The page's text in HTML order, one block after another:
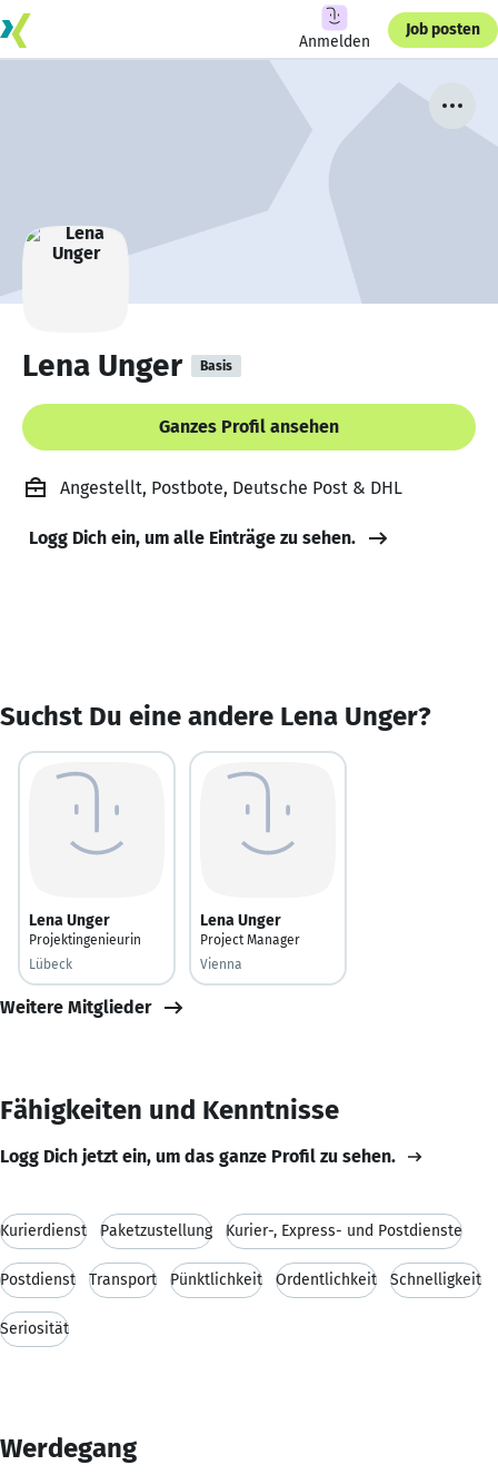
Anmelden
Job posten
Lena Unger Basis
Ganzes Profil ansehen
Angestellt, Postbote, Deutsche Post & DHL
Logg Dich ein, um alle Einträge zu sehen.
Suchst Du eine andere Lena Unger?
Lena Unger
Projektingenieurin
Lübeck
Lena Unger
Project Manager
Vienna
Weitere Mitglieder
Fähigkeiten und Kenntnisse
Logg Dich jetzt ein, um das ganze Profil zu sehen.
Kurierdienst Paketzustellung Kurier-, Express- und Postdienste
Postdienst Transport Pünktlichkeit Ordentlichkeit Schnelligkeit
Seriosität
Werdegang